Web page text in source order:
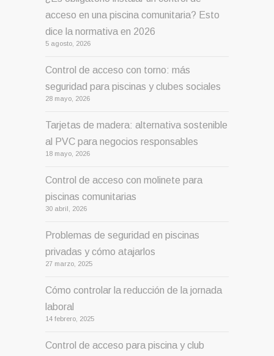
acceso en una piscina comunitaria? Esto
dice la normativa en 2026
5 agosto, 2026
Control de acceso con torno: más
seguridad para piscinas y clubes sociales
28 mayo, 2026
Tarjetas de madera: alternativa sostenible
al PVC para negocios responsables
18 mayo, 2026
Control de acceso con molinete para
piscinas comunitarias
30 abril, 2026
Problemas de seguridad en piscinas
privadas y cómo atajarlos
27 marzo, 2025
Cómo controlar la reducción de la jornada
laboral
14 febrero, 2025
Control de acceso para piscina y club